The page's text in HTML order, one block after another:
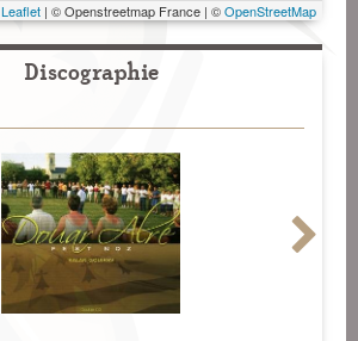
Leaflet | © Openstreetmap France | ©OpenStreetMap
Discographie